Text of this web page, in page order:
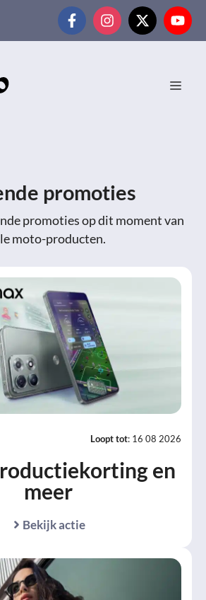
promoties
promoties op dit moment van
moto-producten.
Loopt tot: 16 08 2026
en
meer
Bekijk actie